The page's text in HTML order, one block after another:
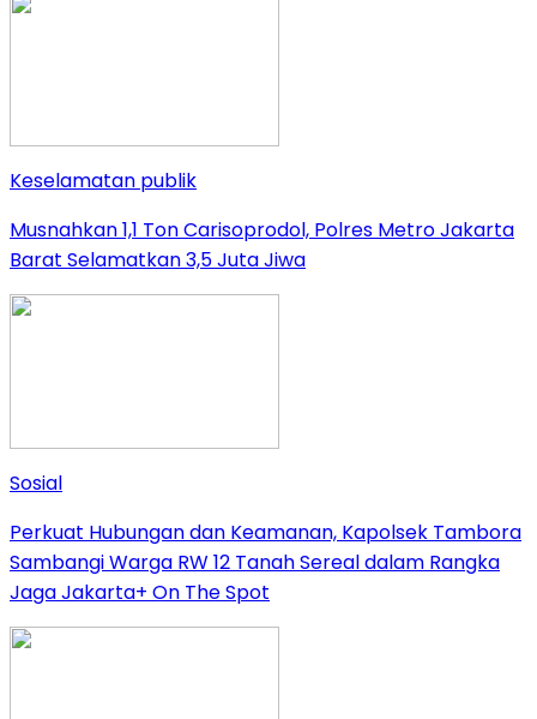
Keselamatan publik
Musnahkan 1,1 Ton Carisoprodol, Polres Metro Jakarta
Barat Selamatkan 3,5 Juta Jiwa
Sosial
Perkuat Hubungan dan Keamanan, Kapolsek Tambora
Sambangi Warga RW 12 Tanah Sereal dalam Rangka
Jaga Jakarta+ On The Spot